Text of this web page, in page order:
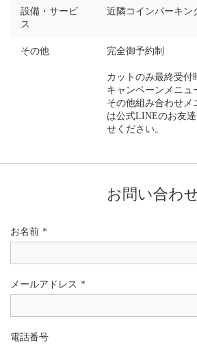
設備・サービ
ス
近隣コインパーキン
その他 完全御予約制
カットのみ最終受付
キャンペーンメニュ
その他組み合わせ
は公式LINEのお友
せください。
お問い合わ
お名前 *
メールアドレス *
電話番号